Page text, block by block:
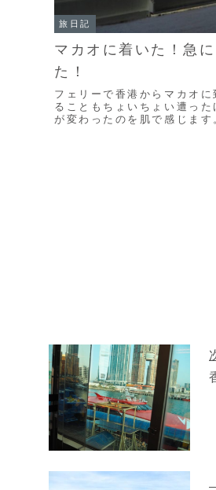
旅日記
マカオに着いた！急
た！
フェリーで香港からマカオ
ることもちょいちょい遭っ
が変わったのを肌で感じま